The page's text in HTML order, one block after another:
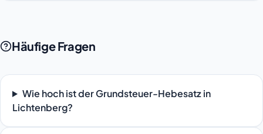
Häufige Fragen
Wie hoch ist der Grundsteuer-Hebesatz in
Lichtenberg?